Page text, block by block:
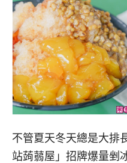
不管夏天冬天總是大排
站蒟蒻屋」招牌爆量剉